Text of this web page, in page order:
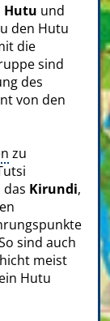
Hutu und
den Hutu
die
sind
des
von den
zu
das Kirundi,
sind auch
meist
Hutu